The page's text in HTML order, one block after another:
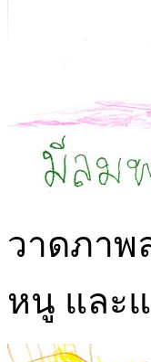
วาดภาพ
หนู และ